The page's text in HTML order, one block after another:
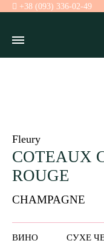
+38 (093) 336-02-49
Fleury
COTEAUX
ROUGE
CHAMPAGNE
ВИНО
СУХЕ